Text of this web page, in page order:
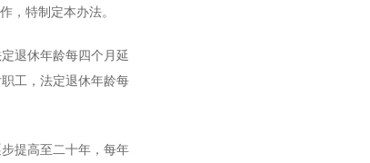
，特制定本办法。
退休年龄每四个月延
工，法定退休年龄每
提高至二十年，每年